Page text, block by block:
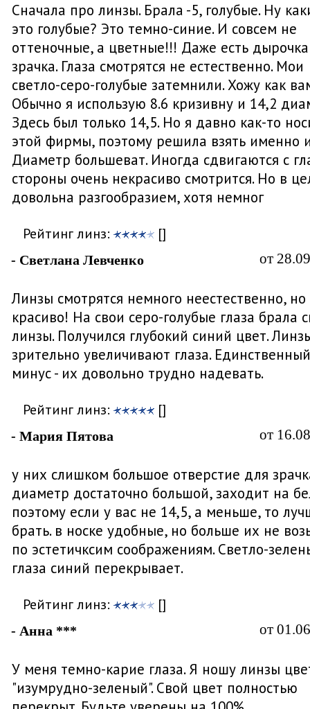
Сначала про линзы. Брала -5, голубые. Ну
это голубые? Это темно-синие. И совсем не
оттеночные, а цветные!!! Даже есть
зрачка. Глаза смотрятся не естественно. Мои
светло-серо-голубые затемнили. Хожу как
Обычно я использую 8.6 кризивну и 14,2
Здесь был только 14,5. Но я давно как-то
этой фирмы, поэтому решила взять именно
Диаметр большеват. Иногда сдвигаются с
стороны очень некрасиво смотрится. Но в
довольна разгообразием, хотя немног
Рейтинг линз: []
- Светлана Левченко от
Линзы смотрятся немного неестественно, но
красиво! На свои серо-голубые глаза брала
линзы. Получился глубокий синий цвет.
зрительно увеличивают глаза. Единственный
минус - их довольно трудно надевать.
Рейтинг линз: []
- Мария Пятова от
у них слишком большое отверстие для
диаметр достаточно большой, заходит на
поэтому если у вас не 14,5, а меньше, то
брать. в носке удобные, но больше их не
по эстетичксим соображениям. Светло-
глаза синий перекрывает.
Рейтинг линз: []
- Анна *** от
У меня темно-карие глаза. Я ношу линзы
"изумрудно-зеленый". Свой цвет полностью